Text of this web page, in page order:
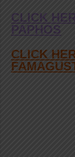
CLICK
PAPHOS
CLICK